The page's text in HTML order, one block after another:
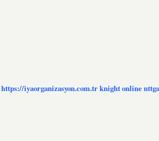
https://iyaorganizasyon.com.trknight online